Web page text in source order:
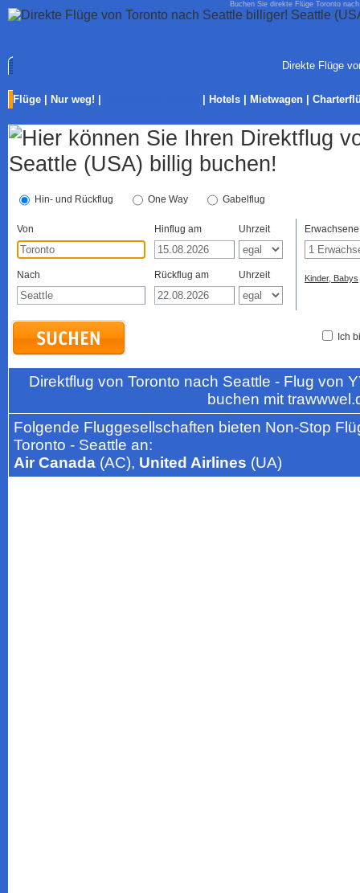
Buchen Sie direkte Flüge Toronto
Direkte Flüge
Flüge Nur weg! Hotels Mietwagen
Hin- und Rückflug One Way Gabelflug
Von Hinflug am Uhrzeit
Nach Rückflug am Uhrzeit
Erwachsene
Kinder, Babys
Ich
Direktflug von Toronto nach Seattle - Flug von
buchen mit
Folgende Fluggesellschaften bieten Non-Stop
Toronto - Seattle an:
Air Canada (AC), United Airlines (UA)